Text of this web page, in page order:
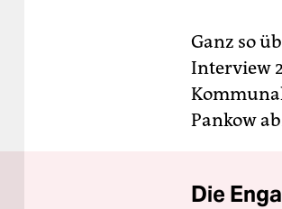
Ganz so
Interview
Pankow
Die